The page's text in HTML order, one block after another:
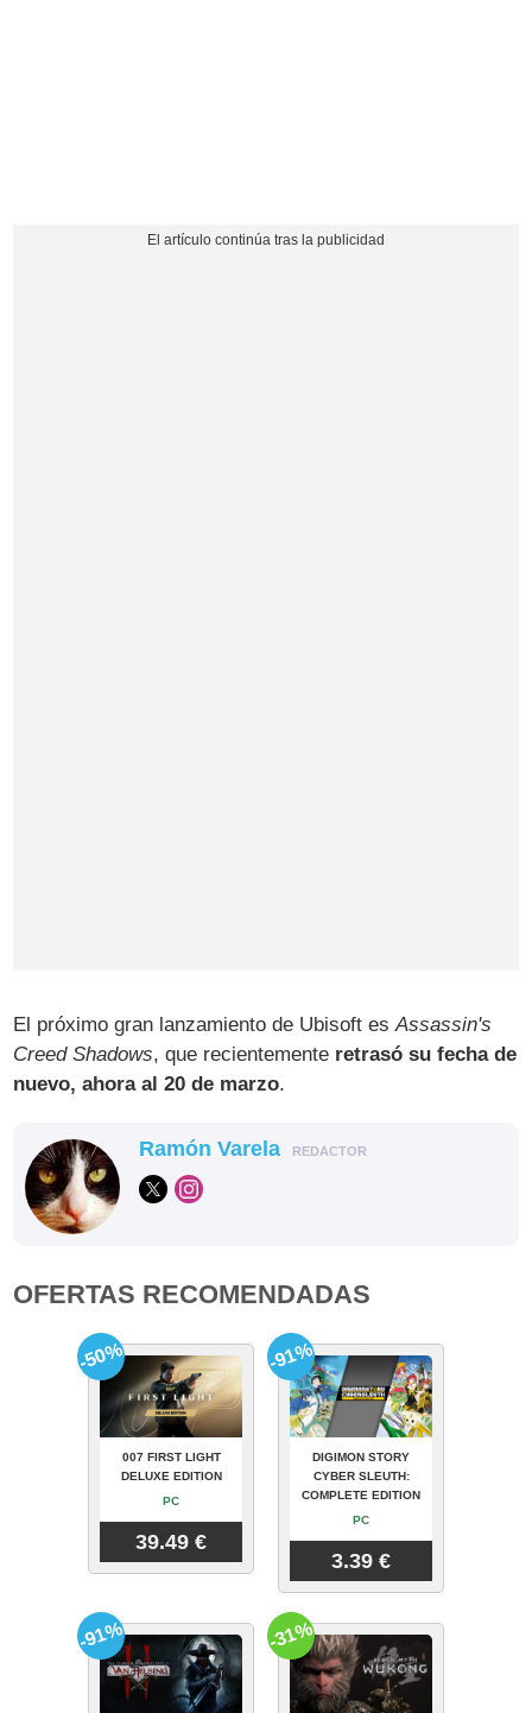
El próximo gran lanzamiento de Ubisoft esAssassin's
Creed Shadows, que recientemente retrasó su fecha de
nuevo, ahora al 20 de marzo.
Ramón Varela REDACTOR
OFERTAS RECOMENDADAS
007 FIRST LIGHT
DELUXE EDITION
PC
39.49 €
-50%
DIGIMON STORY
CYBER SLEUTH:
COMPLETE EDITION
PC
3.39 €
-91%
-91% -31%